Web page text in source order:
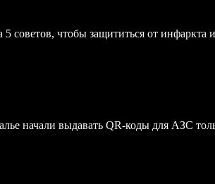
5 советов, чтобы защититься от инфаркта
начали выдавать QR-коды для АЗС